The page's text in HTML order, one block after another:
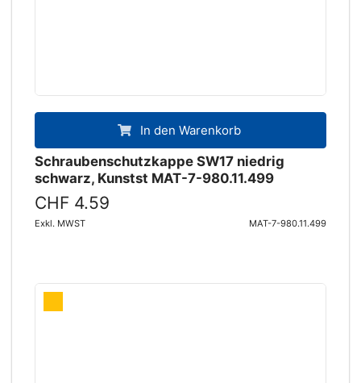
In den Warenkorb
Schraubenschutzkappe SW17 niedrig
schwarz, Kunstst MAT-7-980.11.499
CHF 4.59
Exkl. MWST MAT-7-980.11.499